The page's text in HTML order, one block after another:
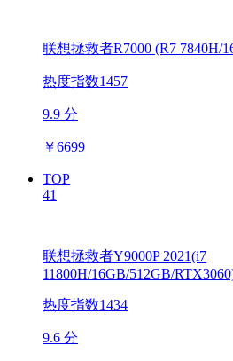
联想拯救者R7000 (R7 7840H/
热度指数1457
9.9 分
￥6699
TOP
41
联想拯救者Y9000P 2021(i7
11800H/16GB/512GB/
热度指数1434
9.6 分